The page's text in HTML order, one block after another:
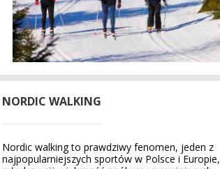
NORDIC WALKING
Nordic walking to prawdziwy fenomen, jeden z
najpopularniejszych sportów w Polsce i Europie,